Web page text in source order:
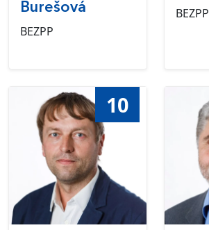
Burešová
BEZPP
BEZPP
10